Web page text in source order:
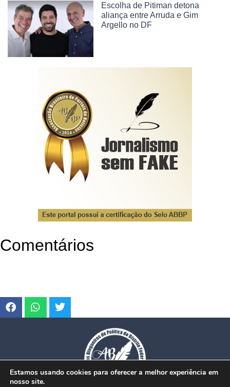
Escolha de Pitiman detona
aliança entre Arruda e Gim
Argello no DF
Comentários
Estamos usando cookies para oferecer a melhor experiência em
nosso site.